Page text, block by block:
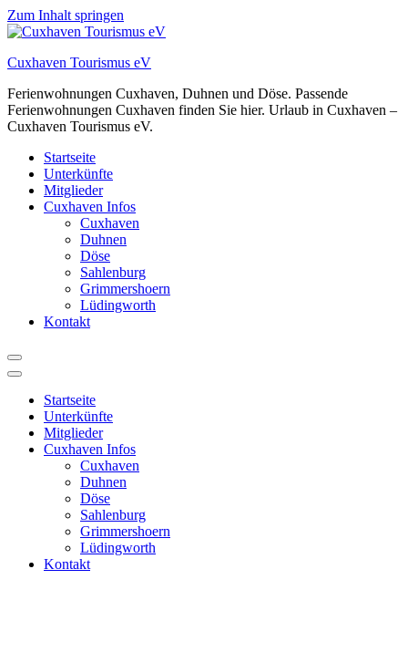
Zum Inhalt springen
Cuxhaven Tourismus eV
Ferienwohnungen Cuxhaven, Duhnen und Döse. Passende
Ferienwohnungen Cuxhaven finden Sie hier. Urlaub in Cuxhaven –
Cuxhaven Tourismus eV.
Startseite
Unterkünfte
Mitglieder
Cuxhaven Infos
Cuxhaven
Duhnen
Döse
Sahlenburg
Grimmershoern
Lüdingworth
Kontakt
Startseite
Unterkünfte
Mitglieder
Cuxhaven Infos
Cuxhaven
Duhnen
Döse
Sahlenburg
Grimmershoern
Lüdingworth
Kontakt